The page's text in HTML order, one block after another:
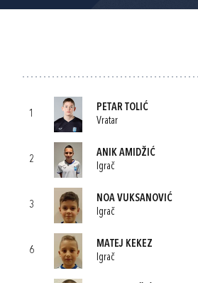
1
PETAR TOLIĆ
Vratar
2
ANIK AMIDŽIĆ
Igrač
3
NOA VUKSANOVIĆ
Igrač
6
MATEJ KEKEZ
Igrač